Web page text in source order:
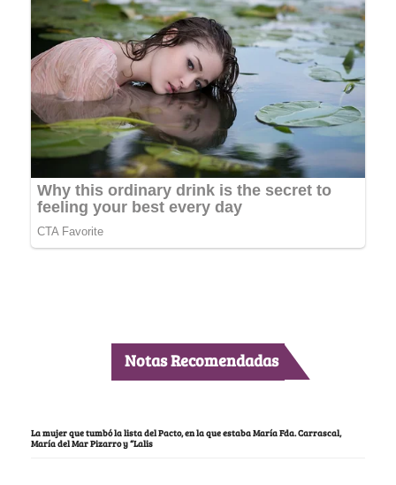
Notas Recomendadas
La mujer que tumbó la lista del Pacto, en la que estaba María Fda. Carrascal,
María del Mar Pizarro y “Lalis